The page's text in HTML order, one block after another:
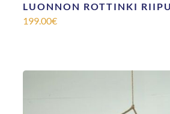
LUONNON ROTTINKI
199.00€